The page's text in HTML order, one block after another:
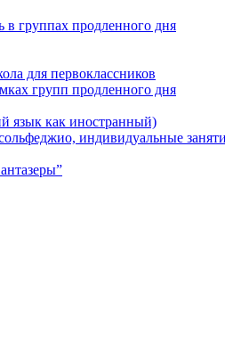
группах продленного дня
для первоклассников
групп продленного дня
язык как иностранный)
индивидуальные